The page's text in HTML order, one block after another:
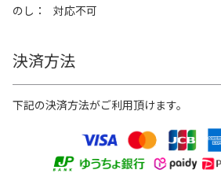
のし
対応不可
決済方法
下記の決済方法がご利用頂けます。